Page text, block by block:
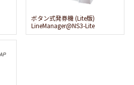
ボタン式発券機 (Lite版)
LineManager@NS3-Lite